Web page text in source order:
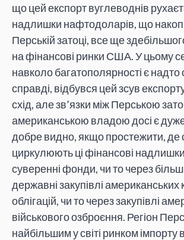
що цей експорт вуглеводнів
надлишки нафтодоларів, що
Перській затоці, все ще
на фінансові ринки США. У цьому
навколо багатополярності є
справді, відбувся цей зсув
схід, але зв’язки між Перською
американською владою досі є
добре видно, якщо простежити, де
циркулюють ці фінансові
суверенні фонди, чи то через
державні закупівлі американських
облігацій, чи то через закупівлі
військового озброєння. Регіон
найбільшим у світі ринком імпорту